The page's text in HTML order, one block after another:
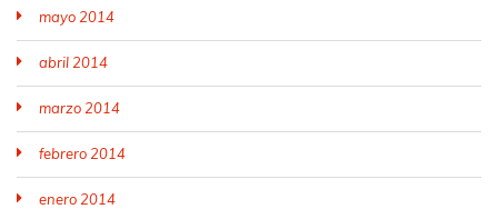
mayo 2014
abril 2014
marzo 2014
febrero 2014
enero 2014